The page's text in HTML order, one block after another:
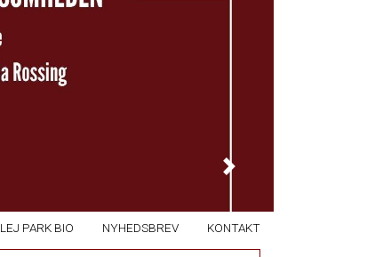
Next
LEJ PARK BIO NYHEDSBREV KONTAKT